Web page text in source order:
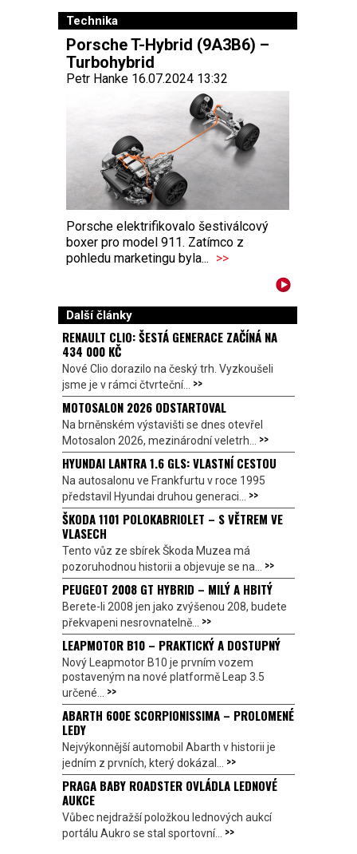
Technika
Porsche T-Hybrid (9A3B6) –
Turbohybrid
Petr Hanke 16.07.2024 13:32
Porsche elektrifikovalo šestiválcový
boxer pro model 911. Zatímco z
pohledu marketingu byla... >>
Další články
RENAULT CLIO: ŠESTÁ GENERACE ZAČÍNÁ NA
434 000 KČ
Nové Clio dorazilo na český trh. Vyzkoušeli
jsme je v rámci čtvrteční... >>
MOTOSALON 2026 ODSTARTOVAL
Na brněnském výstavišti se dnes otevřel
Motosalon 2026, mezinárodní veletrh... >>
HYUNDAI LANTRA 1.6 GLS: VLASTNÍ CESTOU
Na autosalonu ve Frankfurtu v roce 1995
představil Hyundai druhou generaci... >>
ŠKODA 1101 POLOKABRIOLET – S VĚTREM VE
VLASECH
Tento vůz ze sbírek Škoda Muzea má
pozoruhodnou historii a objevuje se na... >>
PEUGEOT 2008 GT HYBRID – MILÝ A HBITÝ
Berete-li 2008 jen jako zvýšenou 208, budete
překvapeni nesrovnatelně... >>
LEAPMOTOR B10 – PRAKTICKÝ A DOSTUPNÝ
Nový Leapmotor B10 je prvním vozem
postaveným na nové platformě Leap 3.5
určené... >>
ABARTH 600E SCORPIONISSIMA – PROLOMENÉ
LEDY
Nejvýkonnější automobil Abarth v historii je
jedním z prvních, který dokázal... >>
PRAGA BABY ROADSTER OVLÁDLA LEDNOVÉ
AUKCE
Vůbec nejdražší položkou lednových aukcí
portálu Aukro se stal sportovní... >>